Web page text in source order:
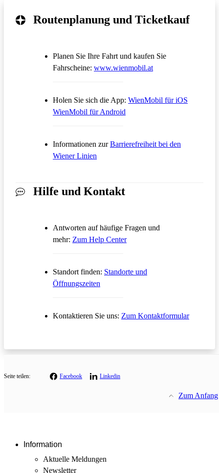
Routenplanung und Ticketkauf
Planen Sie Ihre Fahrt und kaufen Sie
Fahrscheine: www.wienmobil.atÖffnet in einem
Holen Sie sich die App: WienMobil für iOS
WienMobil für Android
Informationen zurBarrierefreiheit bei den
Wiener Linien
Hilfe und Kontakt
Antworten auf häufige Fragen und
mehr: Zum Help CenterÖffnet in einem neuen Tab
Standort finden: Standorte und
Öffnungszeiten
Kontaktieren Sie uns: Zum KontaktformularÖffnet in
Seite teilen: Facebook Linkedin
Zum Anfang
Information
Aktuelle Meldungen
Newsletter